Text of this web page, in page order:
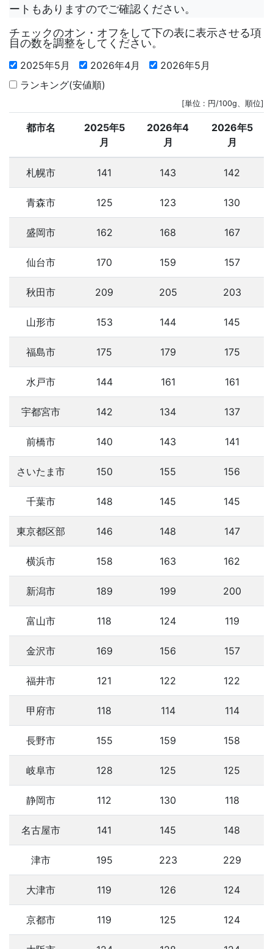
ートもありますのでご確認ください。
チェックのオン・オフをして下の表に表示させる項
目の数を調整をしてください。
2025年5月 2026年4月
2026年5月
ランキング(安値順)
[単位 : 円/100g、順位]
都市名
2025年5
月
2026年4
月
2026年5
月
札幌市 141 143 142
青森市 125 123 130
盛岡市 162 168 167
仙台市 170 159 157
秋田市 209 205 203
山形市 153 144 145
福島市 175 179 175
水戸市 144 161 161
宇都宮市 142 134 137
前橋市 140 143 141
さいたま市 150 155 156
千葉市 148 145 145
東京都区部 146 148 147
横浜市 158 163 162
新潟市 189 199 200
富山市 118 124 119
金沢市 169 156 157
福井市 121 122 122
甲府市 118 114 114
長野市 155 159 158
岐阜市 128 125 125
静岡市 112 130 118
名古屋市 141 145 148
津市 195 223 229
大津市 119 126 124
京都市 119 125 124